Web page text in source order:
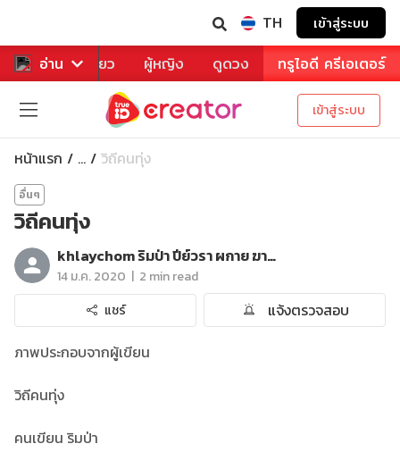
TH เข้าสู่ระบบ
อ่าน
หาร ท่องเที่ยว ผู้หญิง ดูดวง ทรูไอดี ครีเอเตอร์
เข้าสู่ระบบ
หน้าแรก ... วิถีคนทุ่ง
อื่นๆ
วิถีคนทุ่ง
khlaychom ริมป่า ปีย์วรา ผกาย ฆายณีย์ คิมโบชุก
14 ม.ค. 2020 | 2 min read
แชร์
แจ้งตรวจสอบ
ภาพประกอบจากผู้เขียน
วิถีคนทุ่ง
คนเขียน ริมป่า